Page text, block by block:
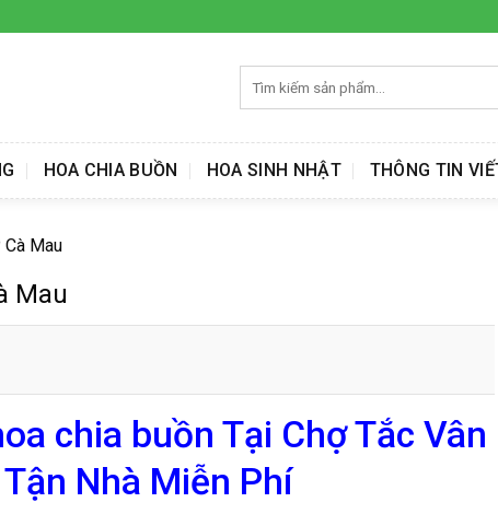
kiếm:
HOA CHIA BUỒN HOA SINH NHẬT THÔNG TIN
Mau
Mau
chia buồn Tại Chợ Tắc Vân
Nhà Miễn Phí